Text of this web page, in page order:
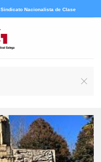
Sindicato Nacionalista de Clase